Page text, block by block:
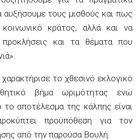
τους μισθούς και πως
κράτος, αλλά και να
προκλήσεις και τα θέματα που
το χθεσινό εκλογικό
βήμα ωριμότητας ενώ
αποτέλεσμα της κάλπης είναι
προϋπόθεση για τον
από την παρούσα Βουλή.